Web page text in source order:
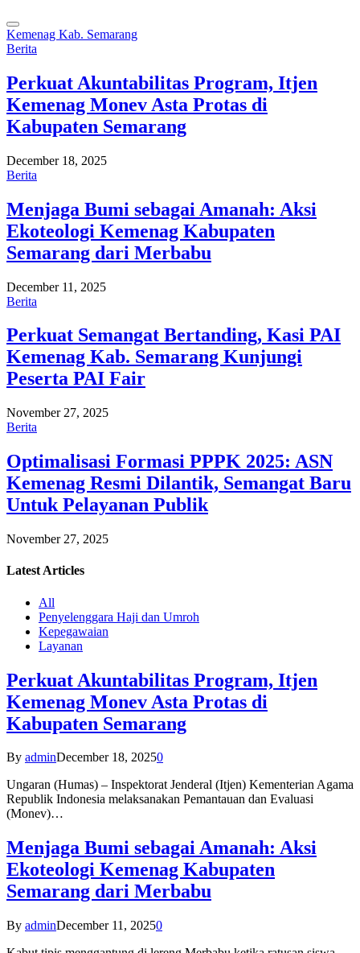
Kemenag Kab. Semarang
Berita
Perkuat Akuntabilitas Program, Itjen
Kemenag Monev Asta Protas di
Kabupaten Semarang
December 18, 2025
Berita
Menjaga Bumi sebagai Amanah: Aksi
Ekoteologi Kemenag Kabupaten
Semarang dari Merbabu
December 11, 2025
Berita
Perkuat Semangat Bertanding, Kasi PAI
Kemenag Kab. Semarang Kunjungi
Peserta PAI Fair
November 27, 2025
Berita
Optimalisasi Formasi PPPK 2025: ASN
Kemenag Resmi Dilantik, Semangat Baru
Untuk Pelayanan Publik
November 27, 2025
Latest Articles
All
Penyelenggara Haji dan Umroh
Kepegawaian
Layanan
Perkuat Akuntabilitas Program, Itjen
Kemenag Monev Asta Protas di
Kabupaten Semarang
By adminDecember 18, 20250
Ungaran (Humas) – Inspektorat Jenderal (Itjen) Kementerian Agama
Republik Indonesia melaksanakan Pemantauan dan Evaluasi
(Monev)…
Menjaga Bumi sebagai Amanah: Aksi
Ekoteologi Kemenag Kabupaten
Semarang dari Merbabu
By adminDecember 11, 20250